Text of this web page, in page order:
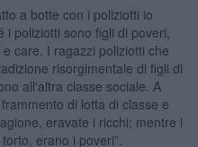
a botte con i poliziotti io
poliziotti sono figli di poveri,
care. I ragazzi poliziotti che
risorgimentale di figli di
all'altra classe sociale. A
di lotta di classe e
eravate i ricchi; mentre i
erano i poveri”.